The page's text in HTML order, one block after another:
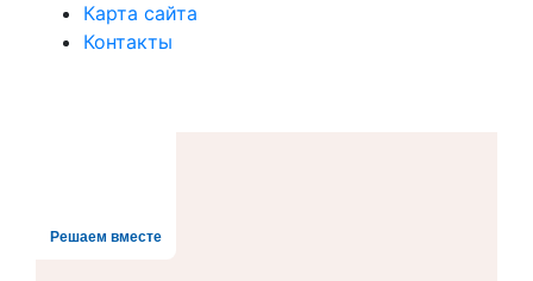
Карта сайта
Контакты
Решаем вместе